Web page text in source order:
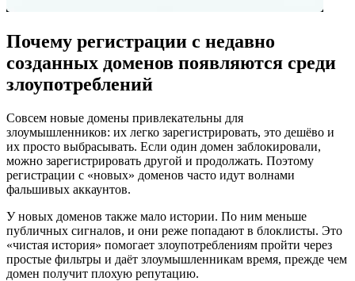
Почему регистрации с недавно
созданных доменов появляются среди
злоупотреблений
Совсем новые домены привлекательны для
злоумышленников: их легко зарегистрировать, это дешёво и
их просто выбрасывать. Если один домен заблокировали,
можно зарегистрировать другой и продолжать. Поэтому
регистрации с «новых» доменов часто идут волнами
фальшивых аккаунтов.
У новых доменов также мало истории. По ним меньше
публичных сигналов, и они реже попадают в блоклисты. Это
«чистая история» помогает злоупотреблениям пройти через
простые фильтры и даёт злоумышленникам время, прежде чем
домен получит плохую репутацию.